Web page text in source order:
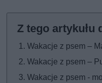
Wakacje z psem –
Wakacje z psem –
Wakacje z psem -